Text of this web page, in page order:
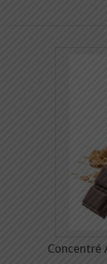
Concentré